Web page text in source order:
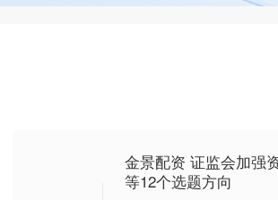
金景配资 证监会加强
等12个选题方向